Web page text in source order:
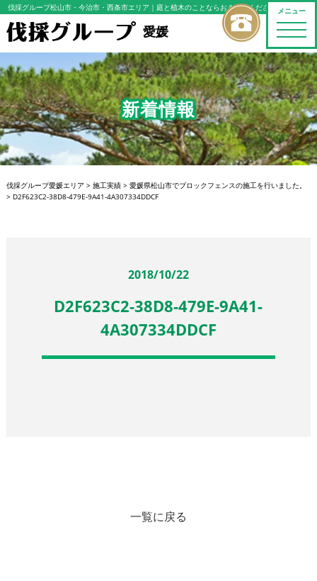
メニュー
toggle
伐採グループ松山市・今治市・西条市エリア ｜庭と植木のことならおまかせください
愛媛
新着情報
伐採グループ愛媛エリア > 施工実績> 愛媛県松山市でブロックフェンスの施工を行いました。
> D2F623C2-38D8-479E-9A41-4A307334DDCF
2018/10/22
D2F623C2-38D8-479E-9A41-
4A307334DDCF
一覧に戻る